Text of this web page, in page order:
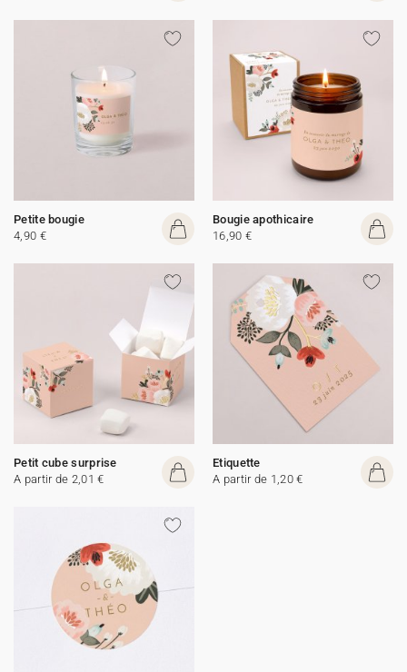
Petite bougie
4,90 €
Bougie apothicaire
16,90 €
Petit cube surprise
A partir de 2,01 €
Etiquette
A partir de 1,20 €